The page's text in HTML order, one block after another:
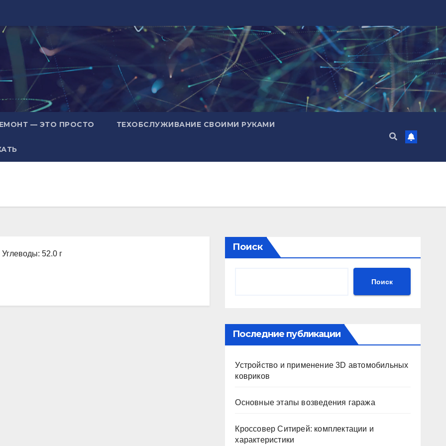
— ЭТО ПРОСТО ТЕХОБСЛУЖИВАНИЕ СВОИМИ РУКАМИ
52.0 г
Поиск
Поиск
Последние публикации
Устройство и применение 3D автомобильных
ковриков
Основные этапы возведения гаража
Кроссовер Ситирей: комплектации и
характеристики